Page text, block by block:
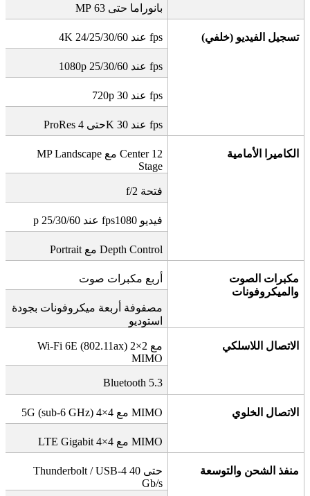
بانوراما حتى 63 MP
تسجيل الفيديو (خلفي) 4K عند 24/25/30/60 fps
1080p عند 25/30/60 fps
720p عند 30 fps
ProRes حتى 4K عند 30 fps
الكاميرا الأمامية 12 MP Landscape مع Center
Stage
فتحة
فيديو 1080 p عند 25/30/60 fps
Portrait مع Depth Control
مكبرات الصوت
والميكروفونات
أربع مكبرات صوت
مصفوفة أربعة ميكروفونات بجودة
استوديو
الاتصال اللاسلكي Wi-Fi 6E (802.11ax)
مع 2×2
MIMO
Bluetooth 5.3
الاتصال الخلوي 5G (sub-6 GHz) مع 4×4 MIMO
LTE Gigabit مع 4×4 MIMO
منفذ الشحن والتوسعة Thunderbolt / USB-4
حتى 40
Gb/s